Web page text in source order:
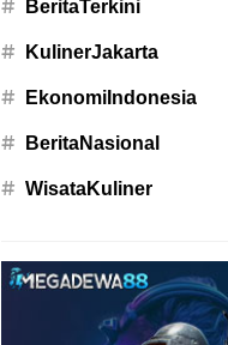
# BeritaTerkini
# KulinerJakarta
# EkonomiIndonesia
# BeritaNasional
# WisataKuliner